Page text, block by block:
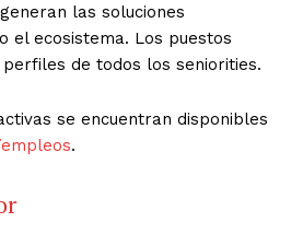
las soluciones
el ecosistema. Los puestos
perfiles de todos los seniorities.
se encuentran disponibles
.